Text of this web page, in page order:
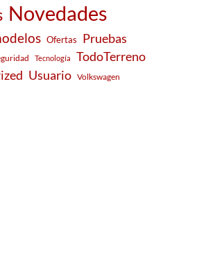
Novedades
Ofertas Pruebas
Tecnología
TodoTerreno
Usuario Volkswagen